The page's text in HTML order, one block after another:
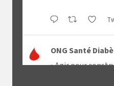
ONG Santé
« Agir pour